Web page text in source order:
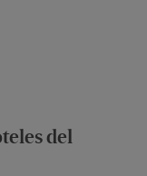
del